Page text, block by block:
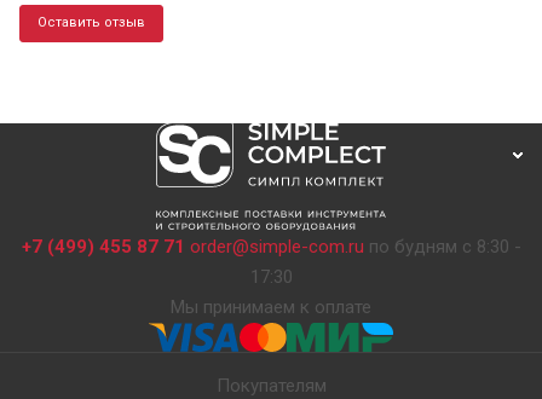
Оставить отзыв
+7 (499) 455 87 71 order@simple-com.ru по будням с 8:30 -
17:30
Мы принимаем к оплате
Покупателям